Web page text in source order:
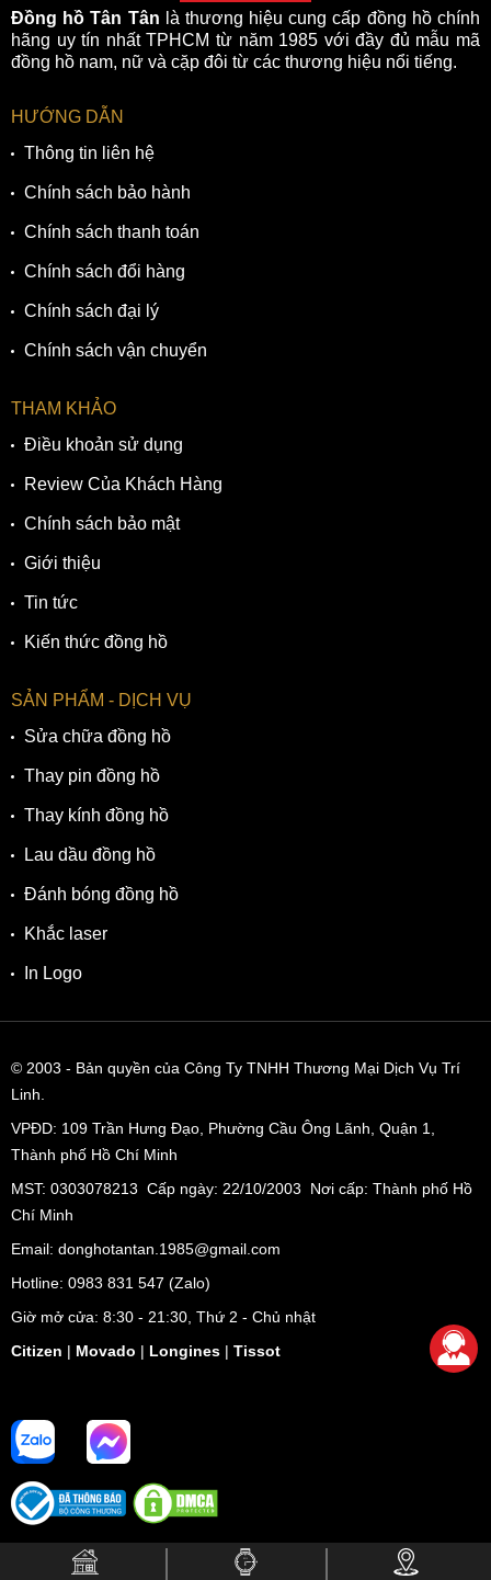
Đồng hồ Tân Tân là thương hiệu cung cấp đồng hồ chính
hãng uy tín nhất TPHCM từ năm 1985 với đầy đủ mẫu mã
đồng hồ nam, nữ và cặp đôi từ các thương hiệu nổi tiếng.
HƯỚNG DẪN
Thông tin liên hệ
Chính sách bảo hành
Chính sách thanh toán
Chính sách đổi hàng
Chính sách đại lý
Chính sách vận chuyển
THAM KHẢO
Điều khoản sử dụng
Review Của Khách Hàng
Chính sách bảo mật
Giới thiệu
Tin tức
Kiến thức đồng hồ
SẢN PHẨM - DỊCH VỤ
Sửa chữa đồng hồ
Thay pin đồng hồ
Thay kính đồng hồ
Lau dầu đồng hồ
Đánh bóng đồng hồ
Khắc laser
In Logo
© 2003 - Bản quyền của Công Ty TNHH Thương Mại Dịch Vụ Trí
Linh.
VPĐD: 109 Trần Hưng Đạo, Phường Cầu Ông Lãnh, Quận 1,
Thành phố Hồ Chí Minh
MST: 0303078213 Cấp ngày: 22/10/2003 Nơi cấp: Thành phố Hồ
Chí Minh
Email: donghotantan.1985@gmail.com
Hotline: 0983 831 547 (Zalo)
Giờ mở cửa: 8:30 - 21:30, Thứ 2 - Chủ nhật
Citizen | Movado | Longines | Tissot